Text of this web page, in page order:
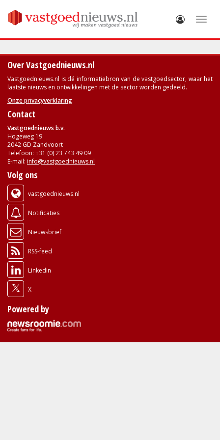
Over Vastgoednieuws.nl
Vastgoednieuws.nl is dé informatiebron van de vastgoedsector, waar het
laatste nieuws en ontwikkelingen met de sector worden gedeeld.
Onze privacyverklaring
Contact
Vastgoednieuws b.v.
Hogeweg 19
2042 GD Zandvoort
Telefoon: +31 (0) 23 743 49 09
E-mail: info@vastgoednieuws.nl
Volg ons
vastgoednieuws.nl
Notificaties
Nieuwsbrief
RSS-feed
Linkedin
X
Powered by